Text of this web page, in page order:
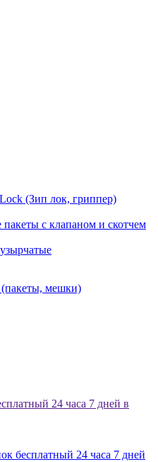
(Зип лок, гриппер)
с клапаном и скотчем
(пакеты, мешки)
24 часа 7 дней в
бесплатный 24 часа 7 дней